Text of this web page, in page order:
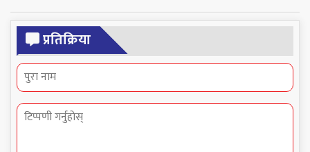
प्रतिक्रिया